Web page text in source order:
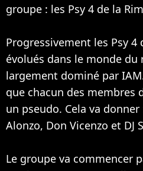
groupe : les Psy 4 de la
Progressivement les Psy 4
évolués dans le monde du
largement dominé par IAM
que chacun des membres
un pseudo. Cela va
Alonzo, Don Vicenzo et DJ
Le groupe va commencer